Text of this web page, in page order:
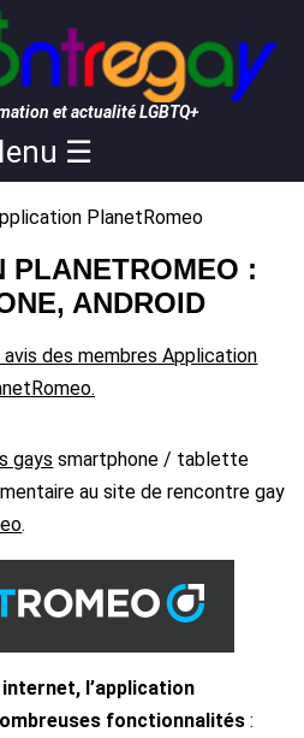
et actualité LGBTQ+
☰
PlanetRomeo
PLANETROMEO :
ANDROID
avis des membres Application
gays smartphone / tablette
au site de rencontre gay
.
l’application
fonctionnalités :